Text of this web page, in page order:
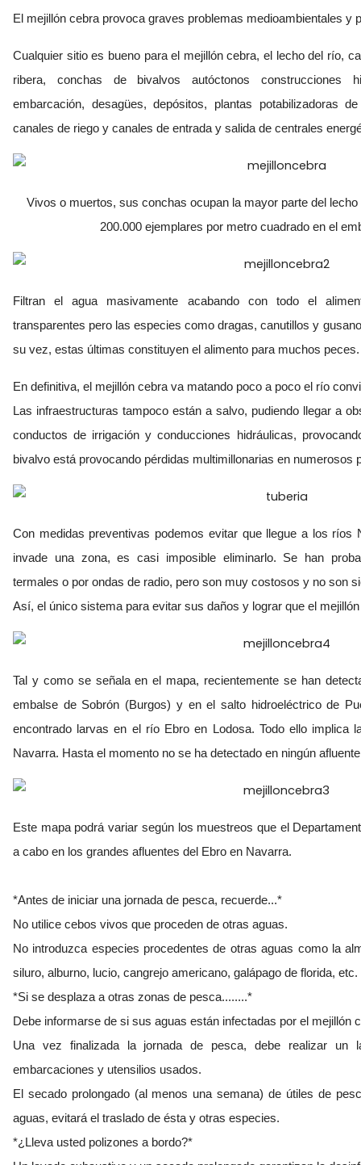
El mejillón cebra provoca graves problemas medioambientales y
Cualquier sitio es bueno para el mejillón cebra, el lecho del río,
ribera, conchas de bivalvos autóctonos construcciones
embarcación, desagües, depósitos, plantas potabilizadoras
canales de riego y canales de entrada y salida de centrales
Vivos o muertos, sus conchas ocupan la mayor parte del
200.000 ejemplares por metro cuadrado en el
Filtran el agua masivamente acabando con todo el
transparentes pero las especies como dragas, canutillos y
su vez, estas últimas constituyen el alimento para muchos peces.
En definitiva, el mejillón cebra va matando poco a poco el río
Las infraestructuras tampoco están a salvo, pudiendo llegar a
conductos de irrigación y conducciones hidráulicas,
bivalvo está provocando pérdidas multimillonarias en numerosos
Con medidas preventivas podemos evitar que llegue a los ríos
invade una zona, es casi imposible eliminarlo. Se han
termales o por ondas de radio, pero son muy costosos y no son
Así, el único sistema para evitar sus daños y lograr que el
Tal y como se señala en el mapa, recientemente se han
embalse de Sobrón (Burgos) y en el salto hidroeléctrico de
encontrado larvas en el río Ebro en Lodosa. Todo ello implica
Navarra. Hasta el momento no se ha detectado en ningún
Este mapa podrá variar según los muestreos que el
a cabo en los grandes afluentes del Ebro en Navarra.
*Antes de iniciar una jornada de pesca, recuerde...*
No utilice cebos vivos que proceden de otras aguas.
No introduzca especies procedentes de otras aguas como la
siluro, alburno, lucio, cangrejo americano, galápago de florida, etc.
*Si se desplaza a otras zonas de pesca........*
Debe informarse de si sus aguas están infectadas por el mejillón
Una vez finalizada la jornada de pesca, debe realizar un
embarcaciones y utensilios usados.
El secado prolongado (al menos una semana) de útiles de
aguas, evitará el traslado de ésta y otras especies.
*¿Lleva usted polizones a bordo?*